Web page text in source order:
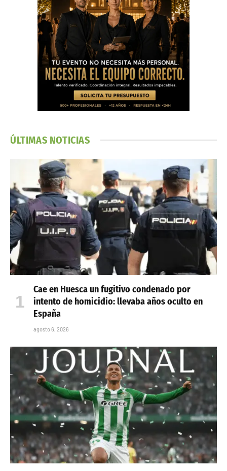
ÚLTIMAS NOTICIAS
Cae en Huesca un fugitivo condenado por
intento de homicidio: llevaba años oculto en
España
agosto 6, 2026